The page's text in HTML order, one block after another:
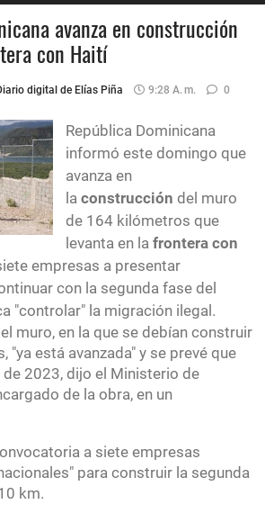
avanza en construcción
con Haití
digital de Elías Piña 9:28 A. M. 0
República Dominicana
informó este domingo que
avanza en
la construcción del muro
de 164 kilómetros que
levanta en la frontera con
empresas a presentar
con la segunda fase del
"controlar" la migración ilegal.
muro, en la que se debían construir
"ya está avanzada" y se prevé que
2023, dijo el Ministerio de
de la obra, en un
a siete empresas
para construir la segunda
km.